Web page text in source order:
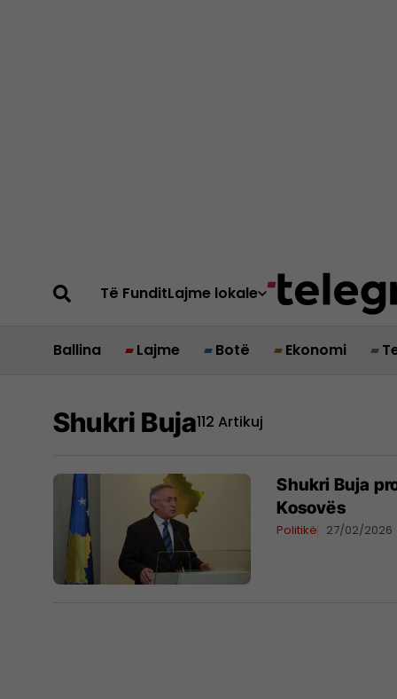
Të FunditLajme lokale
Ballina Lajme Botë Ekonomi
Shukri Buja112 Artikuj
Shukri Buja
Kosovës
Politikë 27/02/2026